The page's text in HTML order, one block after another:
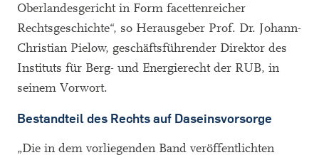
Oberlandesgericht in Form facettenreicher
Rechtsgeschichte“, so Herausgeber Prof. Dr. Johann-
Christian Pielow, geschäftsführender Direktor des
Instituts für Berg- und Energierecht der RUB, in
seinem Vorwort.
Bestandteil des Rechts auf Daseinsvorsorge
„Die in dem vorliegenden Band veröffentlichten